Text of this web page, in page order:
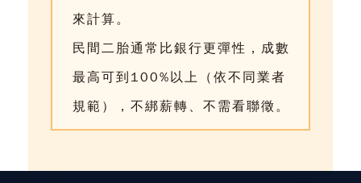
來計算。
民間二胎通常比銀行更彈性，成數
最高可到100%以上（依不同業者
規範），不綁薪轉、不需看聯徵。